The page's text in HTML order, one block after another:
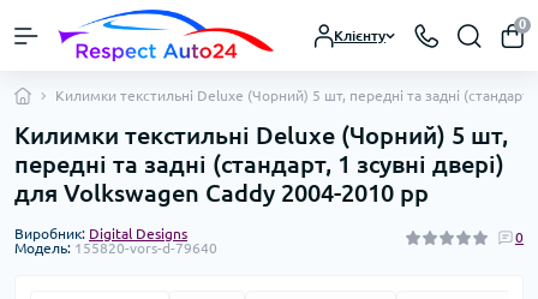
Клієнту
0
Килимки текстильні Deluxe (Чорний) 5 шт, передні та задні
Килимки текстильні Deluxe (Чорний) 5 шт,
передні та задні (стандарт, 1 зсувні двері)
для Volkswagen Caddy 2004-2010 рр
Виробник: Digital Designs
Модель: 155820-vors-d-79640
0